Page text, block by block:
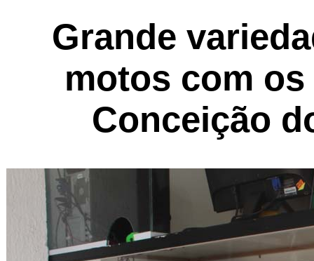
Grande
motos com
Conceição